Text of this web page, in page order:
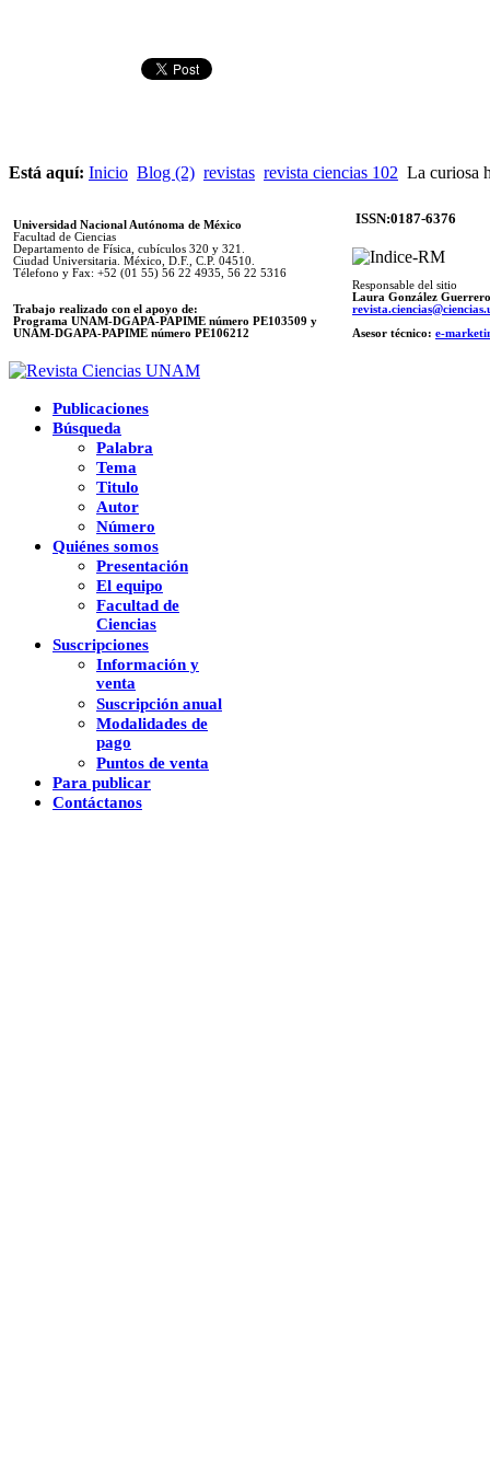
Está aquí: Inicio Blog (2) revistas revista ciencias 102 La curiosa
Universidad Nacional Autónoma de México
Facultad de Ciencias
Departamento de Física, cubículos 320 y 321.
Ciudad Universitaria. México, D.F., C.P. 04510.
Télefono y Fax: +52 (01 55) 56 22 4935, 56 22 5316
Trabajo realizado con el apoyo de:
Programa UNAM-DGAPA-PAPIME número PE103509 y
UNAM-DGAPA-PAPIME número PE106212
ISSN:0187-6376
Responsable del sitio
Laura González Guerrero
Asesor técnico: e-
Publicaciones
Búsqueda
Palabra
Tema
Titulo
Autor
Número
Quiénes somos
Presentación
El equipo
Facultad de
Ciencias
Suscripciones
Información y
venta
Suscripción anual
Modalidades de
pago
Puntos de venta
Para publicar
Contáctanos